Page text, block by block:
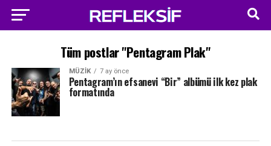
Tüm postlar "Pentagram Plak"
MÜZIK 7 ay önce
Pentagram’ın efsanevi “Bir” albümü ilk kez plak
formatında